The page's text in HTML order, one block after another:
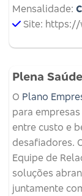
Mensalidade:
Site:
Plena
O Plano
para
entre custo e
desafiadores.
Equipe de
soluções
juntamente